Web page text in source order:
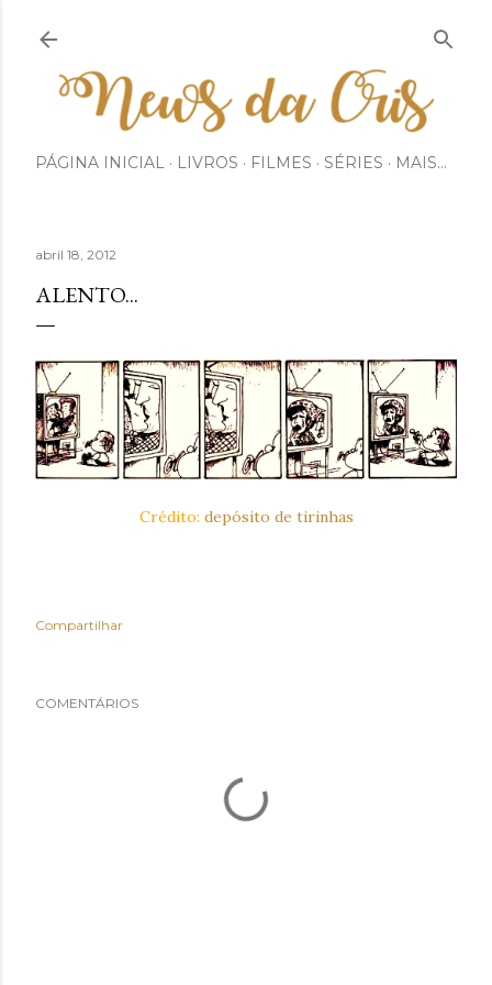
PÁGINA INICIAL LIVROS FILMES SÉRIES MAIS…
abril 18, 2012
ALENTO...
Crédito: depósito de tirinhas
Compartilhar
COMENTÁRIOS